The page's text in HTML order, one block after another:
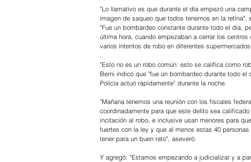
"Lo llamativo es que durante el día empezó una
imagen de saqueo que todos tenemos en la
"Fue un bombardeo constante durante todo el día,
última hora, cuando empezaban a cerrar los
varios intentos de robo en diferentes
.
"Esto no es un robo común: esto se califica como
Berni indicó que "fue un bombardeo durante todo
Policía actuó rápidamente" durante la noche.
"Mañana tenemos una reunión con los fiscales
coordinadamente para que este delito sea
incitación al robo, e inclusive usan menores para
fuertes con la ley y que al menos estas 40
tener para un buen rato", aseveró.
Y agregó: "Estamos empezando a judicializar y a